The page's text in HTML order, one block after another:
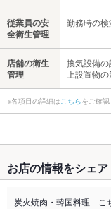
従業員の安
全衛生管理
勤務時の
店舗の衛生
管理
換気設備
上設置物
※各項目の詳細は こちらをご確認
禁煙・喫煙
全席喫煙可
お店の情報をシェア
炭火焼肉・韓国料理 こ